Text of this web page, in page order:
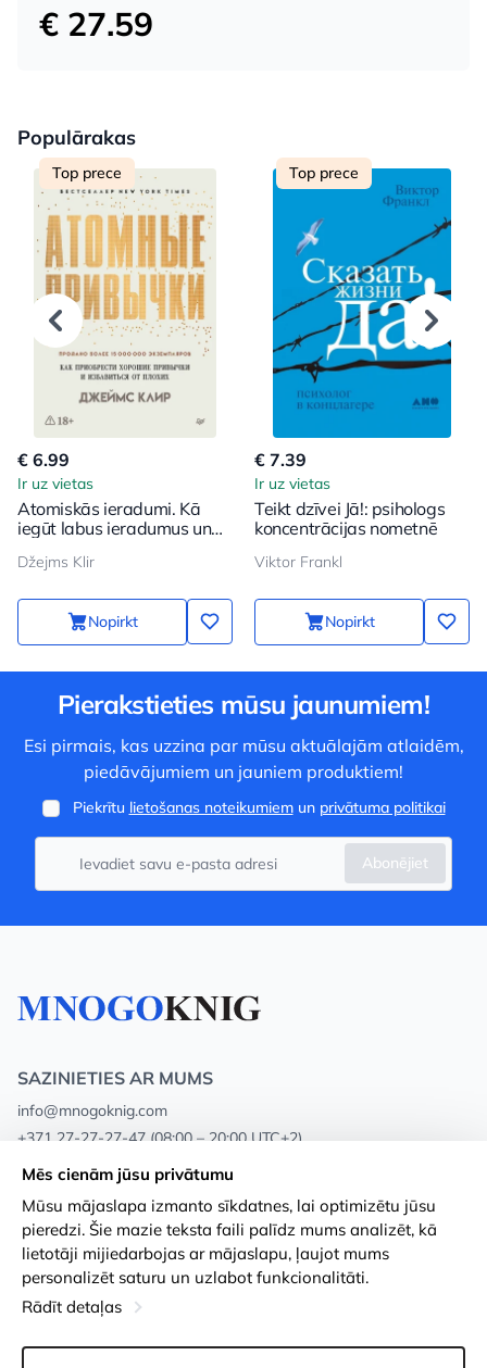
€ 27.59
Populārakas
Top prece
€ 6.99
Ir uz vietas
Atomiskās ieradumi. Kā
iegūt labus ieradumus un
Džejms Klir
Nopirkt
Top prece
€ 7.39
Ir uz vietas
Teikt dzīvei Jā!: psihologs
koncentrācijas nometnē
Viktor Frankl
Nopirkt
Pierakstieties mūsu jaunumiem!
Esi pirmais, kas uzzina par mūsu aktuālajām atlaidēm,
piedāvājumiem un jauniem produktiem!
Piekrītu lietošanas noteikumiemun privātuma politikai
Abonējiet
SAZINIETIES AR MUMS
info@mnogoknig.com
+371 27-27-27-47 (08:00 – 20:00 UTC+2)
Rīga, Augusta Deglava 69d, LV-1082
Par mums
Veikali
Apmaksa un piegāde
Loayalitātes kartes
Privātuma politika
Noteikumi un nosacījumi
Preču atgriešanās
Mēs cienām jūsu privātumu
Mūsu mājaslapa izmanto sīkdatnes, lai optimizētu jūsu
pieredzi. Šie mazie teksta faili palīdz mums analizēt, kā
lietotāji mijiedarbojas ar mājaslapu, ļaujot mums
personalizēt saturu un uzlabot funkcionalitāti.
Rādīt detaļas